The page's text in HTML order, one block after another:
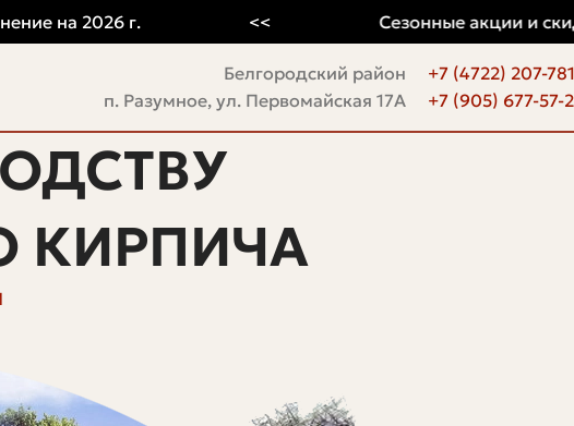
Белгородский район
п. Разумное, ул. Первомайская 17А
+7 (4722) 207-781
+7 (905) 677-57-
КИРПИЧА
на 2026 г. Сезонные акции и скидки